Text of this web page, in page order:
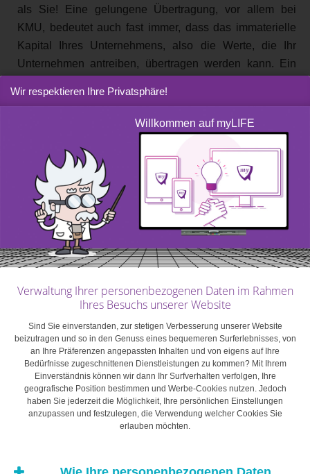
als Sie! Eine gelungene Übertragung, vor allem bei
KMU, bedeutet auch fast immer, dass das immaterielle
Kapital Ihres Unternehmens, also die Werte, die Ihr
Unternehmen antreiben, übertragen werden kann. Ein
berücksichtigen, wenn er auf der sicheren Seite sein will.
Suche nach einem Nachfolger
Wer ist der ideale Nachfolger?Ein Mitglied der
Familie , ein bestehender Mitarbeiter, ein versierter
Fachmann aus Ihrer Branche, ein vielversprechender
Jungunternehmer? Jeder Fall hat seine Vor- und
Nachteile. Wenn man sein Unternehmen auf eines
seiner Kinder übertragen kann, wird dies beispielsweise
oft als Glücksfall angesehen. Doch das wirft auch die
Frage nach der Aufteilung des Vermögens im Verhältnis
zu den anderen Erben auf. Ein Fachmann, der sich
bewährt hat, bietet zwar gewisse Erfolgsgarantien, ist
aber mit dem Risiko verbunden, die von Ihnen seit
langen Jahren gepflegte Unternehmenskultur wesentlich
zu verändern. Kurzum: Die Auswahl des richtigen
Nachfolgers ist immer von der Situation Ihres
Unternehmens und von Ihren Wünschen abhängig.
Wenn Sie keinen potenziellen Kandidaten haben,
Wir respektieren Ihre Privatsphäre!
Willkommen auf myLIFE
Verwaltung Ihrer personenbezogenen Daten im Rahmen
Ihres Besuchs unserer Website
Sind Sie einverstanden, zur stetigen Verbesserung unserer Website
beizutragen und so in den Genuss eines bequemeren Surferlebnisses, von
an Ihre Präferenzen angepassten Inhalten und von eigens auf Ihre
Bedürfnisse zugeschnittenen Dienstleistungen zu kommen? Mit Ihrem
Einverständnis können wir dann Ihr Surfverhalten verfolgen, Ihre
geografische Position bestimmen und Werbe-Cookies nutzen. Jedoch
haben Sie jederzeit die Möglichkeit, Ihre persönlichen Einstellungen
anzupassen und festzulegen, die Verwendung welcher Cookies Sie
erlauben möchten.